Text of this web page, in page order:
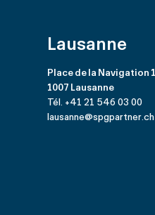
Lausanne
Place de la Navigation
1007 Lausanne
Tél. +41 21 546 03 00
lausanne@spgpartner.ch